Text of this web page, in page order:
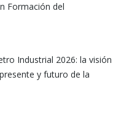
Formación del
Industrial 2026: la visión
y futuro de la